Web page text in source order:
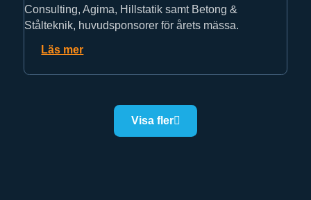
Consulting, Agima, Hillstatik samt Betong &
Stålteknik, huvudsponsorer för årets mässa.
Läs mer
Visa fler